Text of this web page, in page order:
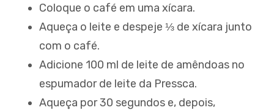
Coloque o café em uma xícara.
Aqueça o leite e despeje ⅓ de xícara junto
com o café.
Adicione 100 ml de leite de amêndoas no
espumador de leite da Pressca.
Aqueça por 30 segundos e, depois,